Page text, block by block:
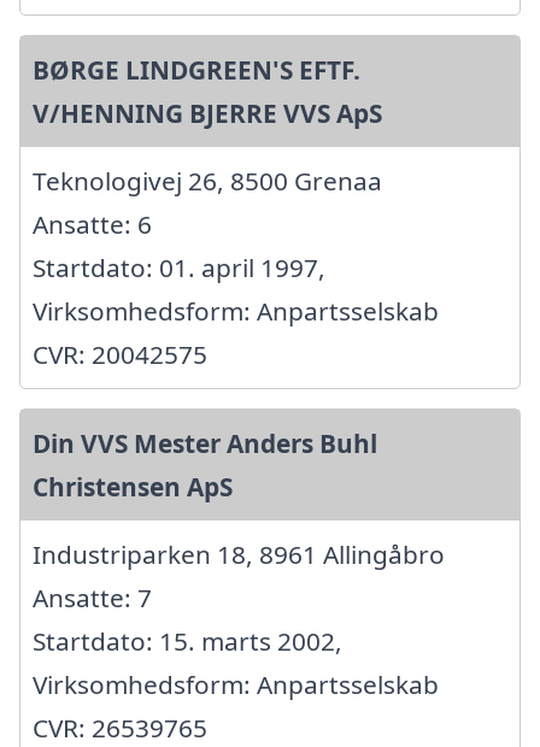
BØRGE LINDGREEN'S EFTF.
V/HENNING BJERRE VVS ApS
Teknologivej 26, 8500 Grenaa
Ansatte: 6
Startdato: 01. april 1997,
Virksomhedsform: Anpartsselskab
CVR: 20042575
Din VVS Mester Anders Buhl
Christensen ApS
Industriparken 18, 8961 Allingåbro
Ansatte: 7
Startdato: 15. marts 2002,
Virksomhedsform: Anpartsselskab
CVR: 26539765